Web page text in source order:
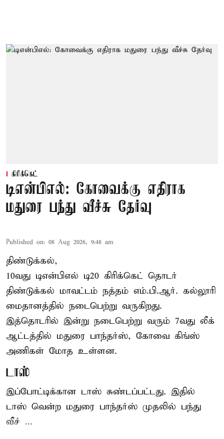
கிரிக்கெட்
டிஎன்பிஎல்: கோவைக்கு எதிராக
மதுரை பந்து வீச்சு தேர்வு
Published on: 08 Aug 2026, 9:48 am
திண்டுக்கல்,
10வது டிஎன்பிஎல் டி20 கிரிக்கெட் தொடர்
திண்டுக்கல் மாவட்டம் நத்தம் எம்.பி.ஆர். கல்லூரி
மைதானத்தில் நடைபெற்று வருகிறது.
இத்தொடரில் இன்று நடைபெற்று வரும் 7வது லீக்
ஆட்டத்தில் மதுரை பாந்தர்ஸ், கோவை கிங்ஸ்
அணிகள் மோத உள்ளன.
டாஸ்
இப்போட்டிக்கான டாஸ் சுண்டப்பட்டது. இதில்
டாஸ் வென்ற மதுரை பாந்தர்ஸ் முதலில் பந்து
வீச் ...